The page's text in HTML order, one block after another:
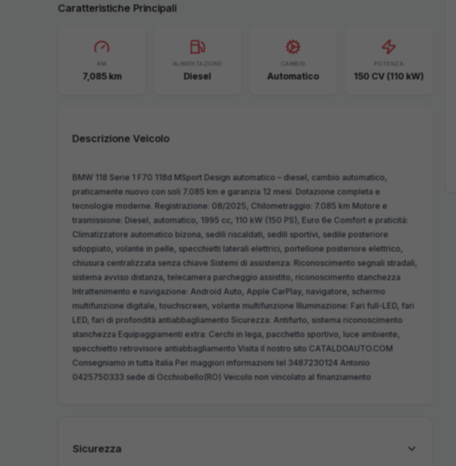
Caratteristiche Principali
KM
7,085km
ALIMENTAZIONE
Diesel
CAMBIO
Automatico 150 CV (110 kW)
Descrizione Veicolo
BMW 118 Serie 1 F70 118d MSport Design automatico – diesel, cambio automatico,
praticamente nuovo con soli 7.085 km e garanzia 12 mesi. Dotazione completa e
tecnologie moderne. Registrazione: 08/2025, Chilometraggio: 7.085 km Motore e
trasmissione: Diesel, automatico, 1995 cc, 110 kW (150 PS), Euro 6e Comfort e praticità:
Climatizzatore automatico bizona, sedili riscaldati, sedili sportivi, sedile posteriore
sdoppiato, volante in pelle, specchietti laterali elettrici, portellone posteriore elettrico,
chiusura centralizzata senza chiave Sistemi di assistenza: Riconoscimento segnali stradali,
sistema avviso distanza, telecamera parcheggio assistito, riconoscimento stanchezza
Intrattenimento e navigazione: Android Auto, Apple CarPlay, navigatore, schermo
multifunzione digitale, touchscreen, volante multifunzione Illuminazione: Fari full-LED, fari
LED, fari di profondità antiabbagliamento Sicurezza: Antifurto, sistema riconoscimento
stanchezza Equipaggiamenti extra: Cerchi in lega, pacchetto sportivo, luce ambiente,
specchietto retrovisore antiabbagliamento Visita il nostro sito CATALDOAUTO.COM
Consegniamo in tutta Italia Per maggiori informazioni tel 3487230124 Antonio
0425750333 sede di Occhiobello(RO) Veicolo non vincolato al finanziamento
Sicurezza